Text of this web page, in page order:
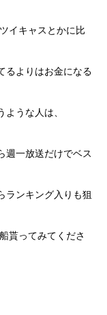
イキャスとかに比
るよりはお金になる
うな人は、
週一放送だけでベス
ランキング入りも狙
貰ってみてくださ